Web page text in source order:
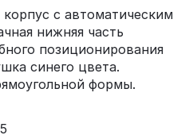
с автоматическим
нижняя часть
позиционирования
синего цвета.
формы.
5